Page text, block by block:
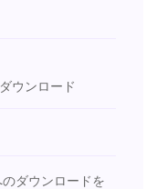
ウンロード
ダウンロードを